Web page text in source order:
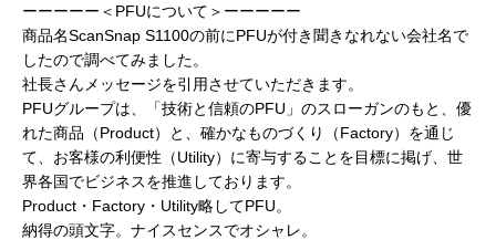
ーーーーー＜PFUについて＞ーーーーー
商品名ScanSnap S1100の前にPFUが付き聞きなれない会社名で
したので調べてみました。
社長さんメッセージを引用させていただきます。
PFUグループは、「技術と信頼のPFU」のスローガンのもと、優
れた商品（Product）と、確かなものづくり（Factory）を通じ
て、お客様の利便性（Utility）に寄与することを目標に掲げ、世
界各国でビジネスを推進しております。
Product・Factory・Utility略してPFU。
納得の頭文字。ナイスセンスでオシャレ。